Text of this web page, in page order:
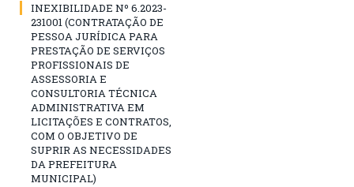
INEXIBILIDADE Nº 6.2023-
231001 (CONTRATAÇÃO DE
PESSOA JURÍDICA PARA
PRESTAÇÃO DE SERVIÇOS
PROFISSIONAIS DE
ASSESSORIA E
CONSULTORIA TÉCNICA
ADMINISTRATIVA EM
LICITAÇÕES E CONTRATOS,
COM O OBJETIVO DE
SUPRIR AS NECESSIDADES
DA PREFEITURA
MUNICIPAL)